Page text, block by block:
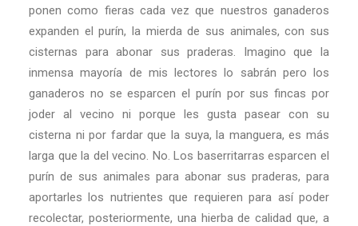
ponen como fieras cada vez que nuestros ganaderos
expanden el purín, la mierda de sus animales, con sus
cisternas para abonar sus praderas. Imagino que la
inmensa mayoría de mis lectores lo sabrán pero los
ganaderos no se esparcen el purín por sus fincas por
joder al vecino ni porque les gusta pasear con su
cisterna ni por fardar que la suya, la manguera, es más
larga que la del vecino. No. Los baserritarras esparcen el
purín de sus animales para abonar sus praderas, para
aportarles los nutrientes que requieren para así poder
recolectar, posteriormente, una hierba de calidad que, a